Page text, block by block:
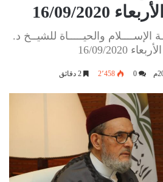
16/09/2020
والحيـــــاة للشيــخ د.
09/2020
0 2٬458